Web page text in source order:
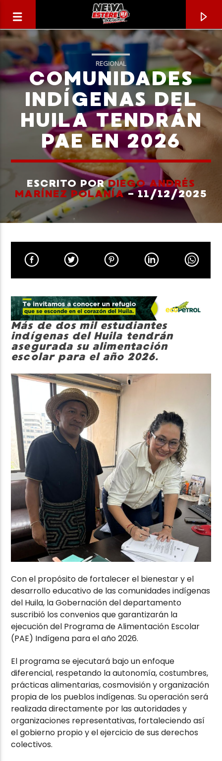
CANCIÓN ACTUAL
TÍTULO
ARTISTA
REGIONAL
COMUNIDADES
INDÍGENAS DEL
HUILA TENDRÁN
PAE EN 2026
ESCRITO PORDIEGO ANDRÉS
MARÍNEZ POLANÍA- 11/12/2025
Más de dos mil estudiantes
indígenas del Huila tendrán
asegurada su alimentación
escolar para el año 2026.
Con el propósito de fortalecer el bienestar y el
desarrollo educativo de las comunidades indígenas
del Huila, la Gobernación del departamento
suscribió los convenios que garantizarán la
ejecución del Programa de Alimentación Escolar
(PAE) Indígena para el año 2026.
El programa se ejecutará bajo un enfoque
diferencial, respetando la autonomía, costumbres,
prácticas alimentarias, cosmovisión y organización
propia de los pueblos indígenas. Su operación será
realizada directamente por las autoridades y
organizaciones representativas, fortaleciendo así
el gobierno propio y el ejercicio de sus derechos
colectivos.